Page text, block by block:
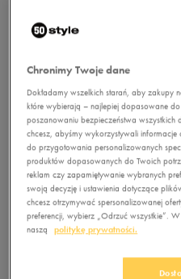
FEEWEAR BLUZA SAMOS
Chronimy Twoje dane
Dokładamy wszelkich starań, aby zakupy
które wybierają – najlepiej dopasowane
poszanowaniu bezpieczeństwa wszystkich
chcesz, abyśmy wykorzystywali
do przygotowania personalizowanych
produktów dopasowanych do Twoich
reklam czy zapamiętywanie wybranych
swoją decyzję i ustawienia dotyczące
chcesz otrzymywać spersonalizowanej
preferencji, wybierz „Odrzuć wszystkie”.
naszą
politykę prywatności.